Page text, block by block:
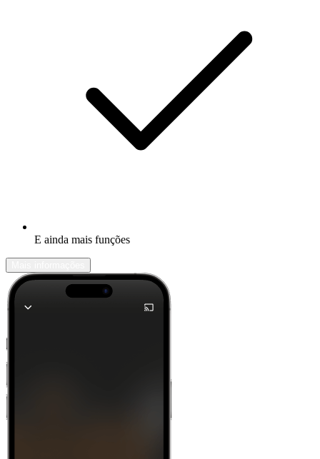
E ainda mais funções